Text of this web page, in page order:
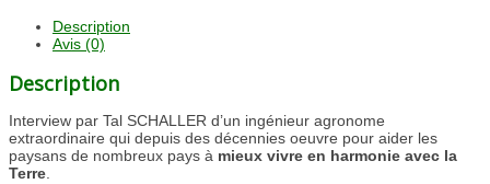
L’AUTONOMIE
ALIMENTAIRE
(Wébinaire)
Description
Avis (0)
Description
Interview par Tal SCHALLER d’un ingénieur agronome
extraordinaire qui depuis des décennies oeuvre pour aider les
paysans de nombreux pays à mieux vivre en harmonie avec la
Terre.